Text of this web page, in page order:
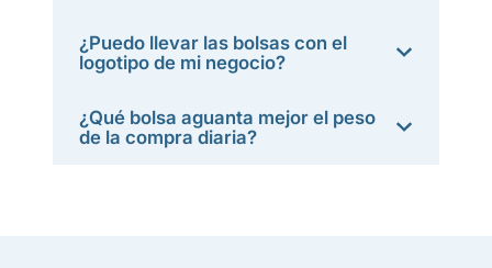
¿Puedo llevar las bolsas con el
logotipo de mi negocio?
¿Qué bolsa aguanta mejor el peso
de la compra diaria?